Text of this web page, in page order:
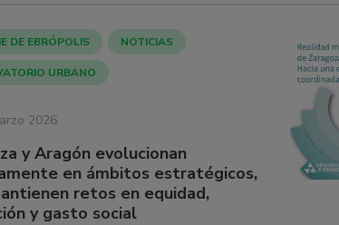
DE EBRÓPOLIS NOTICIAS
URBANO
2026
y Aragón evolucionan
en ámbitos estratégicos,
retos en equidad,
y gasto social